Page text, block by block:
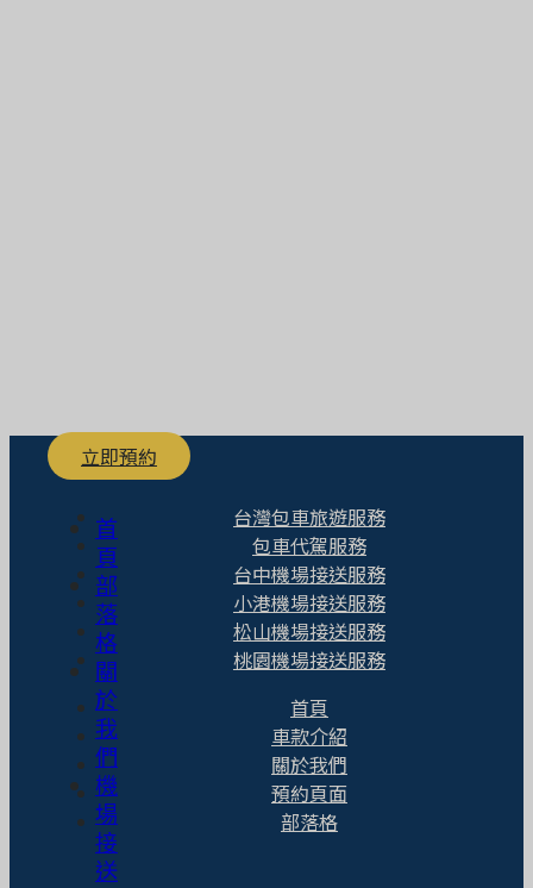
立即預約
首
頁
部
落
格
關
於
我
們
機
場
接
送
台灣包車旅遊服務
包車代駕服務
台中機場接送服務
小港機場接送服務
松山機場接送服務
桃園機場接送服務
首頁
車款介紹
關於我們
預約頁面
部落格